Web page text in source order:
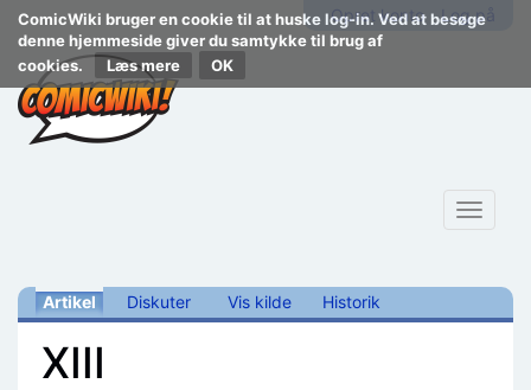
ComicWiki bruger en cookie til at huske log-in. Ved at besøge
denne hjemmeside giver du samtykke til brug af
cookies.
Læs mere
Opret konto Log på
Toggle
Artikel Diskuter Vis kilde Historik
XIII